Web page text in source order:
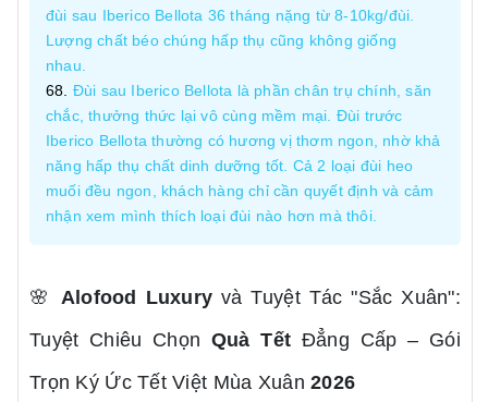
đùi sau Iberico Bellota 36 tháng nặng từ 8-10kg/đùi.
Lượng chất béo chúng hấp thụ cũng không giống
nhau.
Đùi sau Iberico Bellota là phần chân trụ chính, săn
chắc, thưởng thức lại vô cùng mềm mại. Đùi trước
Iberico Bellota thường có hương vị thơm ngon, nhờ khả
năng hấp thụ chất dinh dưỡng tốt. Cả 2 loại đùi heo
muối đều ngon, khách hàng chỉ cần quyết định và cảm
nhận xem mình thích loại đùi nào hơn mà thôi.
🌸 Alofood Luxury và Tuyệt Tác "Sắc Xuân":
Tuyệt Chiêu Chọn Quà Tết Đẳng Cấp – Gói
Trọn Ký Ức Tết Việt Mùa Xuân2026